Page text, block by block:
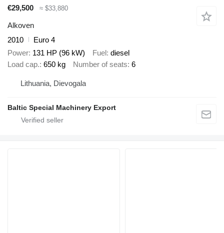
€29,500
≈ $33,880
Alkoven
2010
Euro 4
Power 131 HP (96 kW) Fuel diesel
Load cap. 650 kg Number of seats 6
Lithuania, Dievogala
Baltic Special Machinery Export